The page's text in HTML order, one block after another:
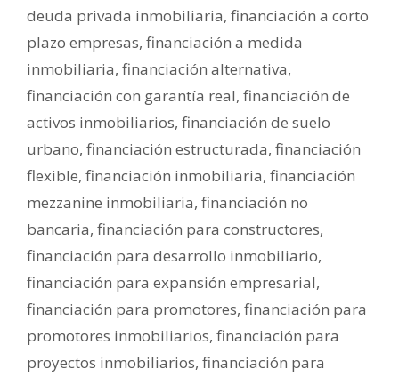
deuda privada inmobiliaria, financiación a corto
plazo empresas, financiación a medida
inmobiliaria, financiación alternativa,
financiación con garantía real, financiación de
activos inmobiliarios, financiación de suelo
urbano, financiación estructurada, financiación
flexible, financiación inmobiliaria, financiación
mezzanine inmobiliaria, financiación no
bancaria, financiación para constructores,
financiación para desarrollo inmobiliario,
financiación para expansión empresarial,
financiación para promotores, financiación para
promotores inmobiliarios, financiación para
proyectos inmobiliarios, financiación para